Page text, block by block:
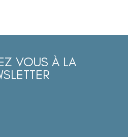
VOUS À LA